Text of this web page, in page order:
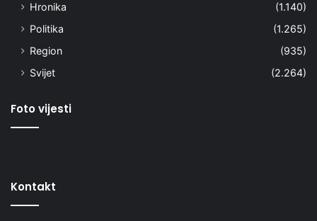
Hronika
(1.140)
Politika
(1.265)
Region
(935)
Svijet
(2.264)
Foto vijesti
Kontakt